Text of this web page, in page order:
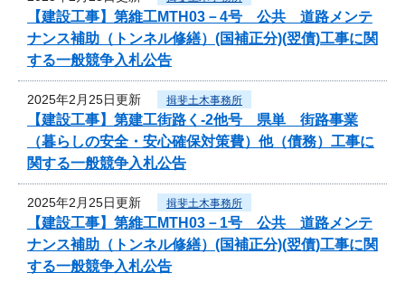
【建設工事】第維工MTH03－4号 公共 道路メンテ
ナンス補助（トンネル修繕）(国補正分)(翌債)工事に関
する一般競争入札公告
2025年2月25日更新 揖斐土木事務所
【建設工事】第建工街路く-2他号 県単 街路事業
（暮らしの安全・安心確保対策費）他（債務）工事に
関する一般競争入札公告
2025年2月25日更新 揖斐土木事務所
【建設工事】第維工MTH03－1号 公共 道路メンテ
ナンス補助（トンネル修繕）(国補正分)(翌債)工事に関
する一般競争入札公告